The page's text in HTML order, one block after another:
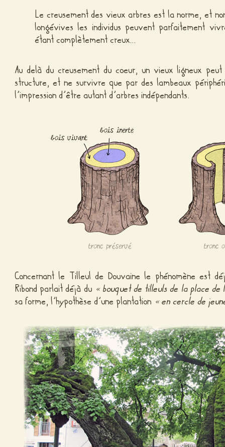
Le creusement des vieux arbres est la norme, et
longévives les individus peuvent parfaitement
étant complètement creux…
Au delà du creusement du coeur, un vieux ligneux
structure, et ne survivre que par des lambeaux
l’impression d’être autant d’arbres indépendants.
Concernant le Tilleul de Douvaine le phénomène est
Ribond parlait déjà du « bouquet de tilleuls de la place de
sa forme, l’hypothèse d’une plantation « en cercle de